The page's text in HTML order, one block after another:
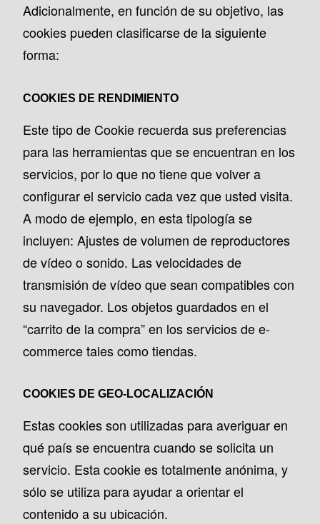
Adicionalmente, en función de su objetivo, las
cookies pueden clasificarse de la siguiente
forma:
COOKIES DE RENDIMIENTO
Este tipo de Cookie recuerda sus preferencias
para las herramientas que se encuentran en los
servicios, por lo que no tiene que volver a
configurar el servicio cada vez que usted visita.
A modo de ejemplo, en esta tipología se
incluyen: Ajustes de volumen de reproductores
de vídeo o sonido. Las velocidades de
transmisión de vídeo que sean compatibles con
su navegador. Los objetos guardados en el
“carrito de la compra” en los servicios de e-
commerce tales como tiendas.
COOKIES DE GEO-LOCALIZACIÓN
Estas cookies son utilizadas para averiguar en
qué país se encuentra cuando se solicita un
servicio. Esta cookie es totalmente anónima, y
sólo se utiliza para ayudar a orientar el
contenido a su ubicación.